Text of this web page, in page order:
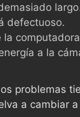
defectuoso.
la
a la
problemas
a cambiar